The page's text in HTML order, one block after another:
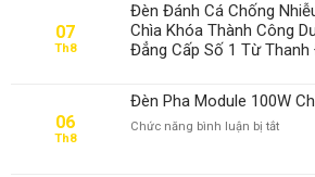
07
Th8
Đèn Đánh Cá Chống
Chìa Khóa Thành Công
Đẳng Cấp Số 1 Từ Thanh
06
Th8
Đèn Pha Module 100W
Chức năng bình luận bị tắtở